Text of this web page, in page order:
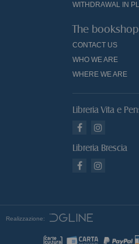
WITHDRAWAL IN
The bookshop
CONTACT US
WHO WE ARE
WHERE WE ARE
Libreria Vita e
Libreria Brescia
Realizzazione: